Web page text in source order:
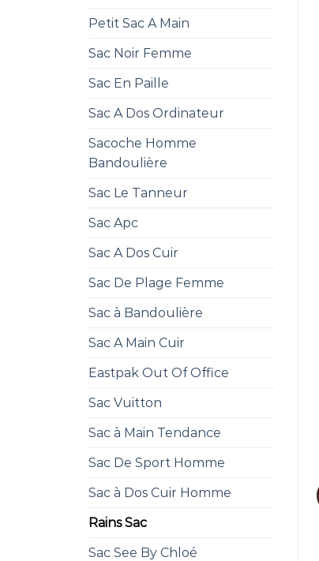
Petit Sac A Main
Sac Noir Femme
Sac En Paille
Sac A Dos Ordinateur
Sacoche Homme
Bandoulière
Sac Le Tanneur
Sac Apc
Sac A Dos Cuir
Sac De Plage Femme
Sac à Bandoulière
Sac A Main Cuir
Eastpak Out Of Office
Sac Vuitton
Sac à Main Tendance
Sac De Sport Homme
Sac à Dos Cuir Homme
Rains Sac
Sac See By Chloé